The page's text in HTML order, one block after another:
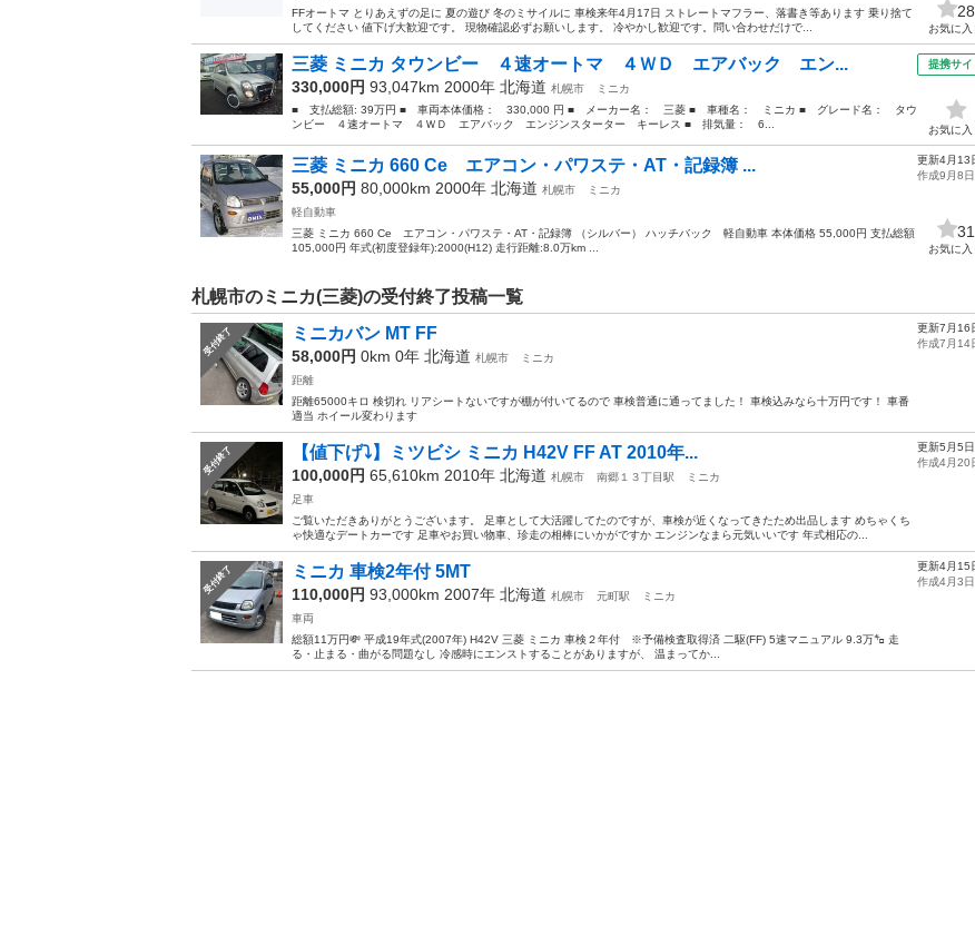
FFオートマ とりあえずの足に 夏の遊び 冬のミサイルに 車検来年4月17日 ストレートマフラー、落書き等あります 乗り捨て
してください 値下げ大歓迎です。 現物確認必ずお願いします。 冷やかし歓迎です。問い合わせだけで...
28
お気に入
三菱 ミニカ タウンビー ４速オートマ ４ＷＤ エアバック エン...
330,000円 93,047km 2000年 北海道 札幌市
ミニカ
■ 支払総額: 39万円 ■ 車両本体価格： 330,000 円 ■ メーカー名： 三菱 ■ 車種名： ミニカ ■ グレード名： タウ
ンビー ４速オートマ ４ＷＤ エアバック エンジンスターター キーレス ■ 排気量： 6...
提携サイ
お気に入
三菱 ミニカ 660 Ce エアコン・パワステ・AT・記録簿 ...
55,000円 80,000km 2000年 北海道 札幌市
ミニカ
軽自動車
三菱 ミニカ 660 Ce エアコン・パワステ・AT・記録簿 （シルバー） ハッチバック 軽自動車 本体価格 55,000円 支払総額
105,000円 年式(初度登録年):2000(H12) 走行距離:8.0万km ...
更新4月13
作成9月8日
31
お気に入
札幌市のミニカ(三菱)の受付終了投稿一覧
受付終了 ミニカバン MT FF
58,000円 0km 0年 北海道 札幌市
ミニカ
距離
距離65000キロ 検切れ リアシートないですが棚が付いてるので 車検普通に通ってました！ 車検込みなら十万円です！ 車番
適当 ホイール変わります
更新7月16
作成7月14
受付終了 【値下げ⤵️】ミツビシ ミニカ H42V FF AT 2010年...
100,000円 65,610km 2010年 北海道 札幌市 南郷１３丁目駅
ミニカ
足車
ご覧いただきありがとうございます。 足車として大活躍してたのですが、車検が近くなってきたため出品します めちゃくち
ゃ快適なデートカーです 足車やお買い物車、珍走の相棒にいかがですか エンジンなまら元気いいです 年式相応の...
更新5月5日
作成4月20
受付終了 ミニカ 車検2年付 5MT
110,000円 93,000km 2007年 北海道 札幌市 元町駅
ミニカ
車両
総額11万円💸 平成19年式(2007年) H42V 三菱 ミニカ 車検２年付 ※予備検査取得済 二駆(FF) 5速マニュアル 9.3万㌔ 走
る・止まる・曲がる問題なし 冷感時にエンストすることがありますが、 温まってか...
更新4月15
作成4月3日